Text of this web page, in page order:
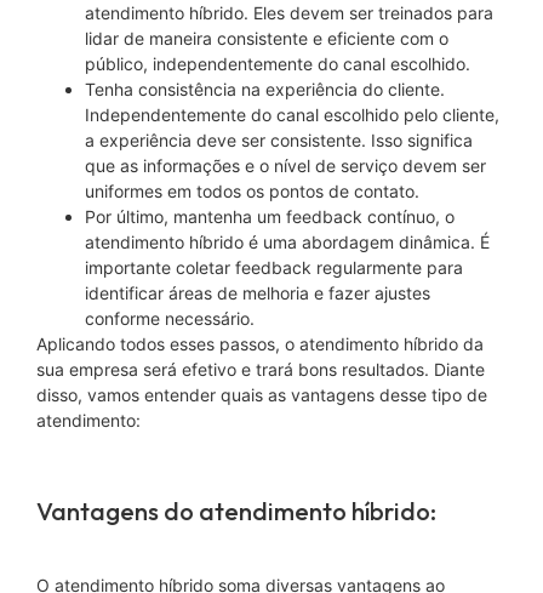
atendimento híbrido. Eles devem ser treinados para
lidar de maneira consistente e eficiente com o
público, independentemente do canal escolhido.
Tenha consistência na experiência do cliente.
Independentemente do canal escolhido pelo cliente,
a experiência deve ser consistente. Isso significa
que as informações e o nível de serviço devem ser
uniformes em todos os pontos de contato.
Por último, mantenha um feedback contínuo, o
atendimento híbrido é uma abordagem dinâmica. É
importante coletar feedback regularmente para
identificar áreas de melhoria e fazer ajustes
conforme necessário.
Aplicando todos esses passos, o atendimento híbrido da
sua empresa será efetivo e trará bons resultados. Diante
disso, vamos entender quais as vantagens desse tipo de
atendimento:
Vantagens do atendimento híbrido:
O atendimento híbrido soma diversas vantagens ao